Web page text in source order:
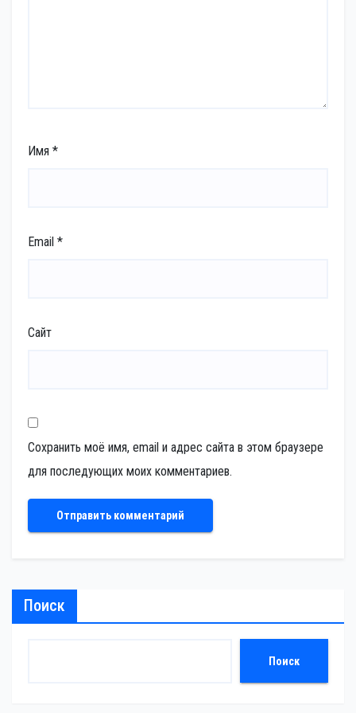
Имя *
Email *
Сайт
Сохранить моё имя, email и адрес сайта в этом браузере
для последующих моих комментариев.
Поиск
Поиск